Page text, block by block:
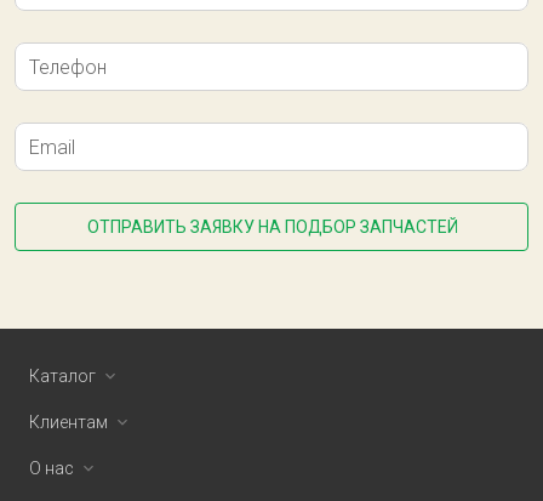
Телефон
Email
ОТПРАВИТЬ ЗАЯВКУ НА ПОДБОР ЗАПЧАСТЕЙ
Каталог
Клиентам
О нас